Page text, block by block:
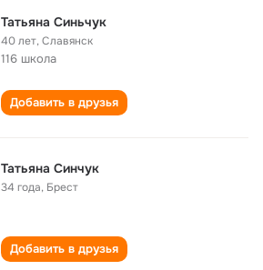
Татьяна Синьчук
40 лет,Славянск
116 школа
Добавить в друзья
Татьяна Синчук
34 года, Брест
Добавить в друзья